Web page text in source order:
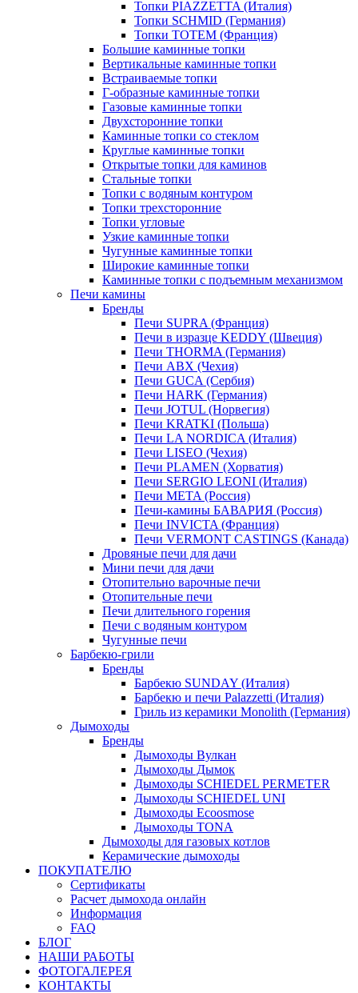
Топки PIAZZETTA (Италия)
Топки SCHMID (Германия)
Топки TOTEM (Франция)
Большие каминные топки
Вертикальные каминные топки
Встраиваемые топки
Г-образные каминные топки
Газовые каминные топки
Двухсторонние топки
Каминные топки со стеклом
Круглые каминные топки
Открытые топки для каминов
Стальные топки
Топки с водяным контуром
Топки трехсторонние
Топки угловые
Узкие каминные топки
Чугунные каминные топки
Широкие каминные топки
Каминные топки с подъемным механизмом
Печи камины
Бренды
Печи SUPRA (Франция)
Печи в изразце KEDDY (Швеция)
Печи THORMA (Германия)
Печи ABX (Чехия)
Печи GUCA (Сербия)
Печи HARK (Германия)
Печи JOTUL (Норвегия)
Печи KRATKI (Польша)
Печи LA NORDICA (Италия)
Печи LISEO (Чехия)
Печи PLAMEN (Хорватия)
Печи SERGIO LEONI (Италия)
Печи META (Россия)
Печи-камины БАВАРИЯ (Россия)
Печи INVICTA (Франция)
Печи VERMONT CASTINGS (Канада)
Дровяные печи для дачи
Мини печи для дачи
Отопительно варочные печи
Отопительные печи
Печи длительного горения
Печи с водяным контуром
Чугунные печи
Барбекю-грили
Бренды
Барбекю SUNDAY (Италия)
Барбекю и печи Palazzetti (Италия)
Гриль из керамики Monolith (Германия)
Дымоходы
Бренды
Дымоходы Вулкан
Дымоходы Дымок
Дымоходы SCHIEDEL PERMETER
Дымоходы SCHIEDEL UNI
Дымоходы Ecoosmose
Дымоходы TONA
Дымоходы для газовых котлов
Керамические дымоходы
ПОКУПАТЕЛЮ
Сертификаты
Расчет дымохода онлайн
Информация
FAQ
БЛОГ
НАШИ РАБОТЫ
ФОТОГАЛЕРЕЯ
КОНТАКТЫ